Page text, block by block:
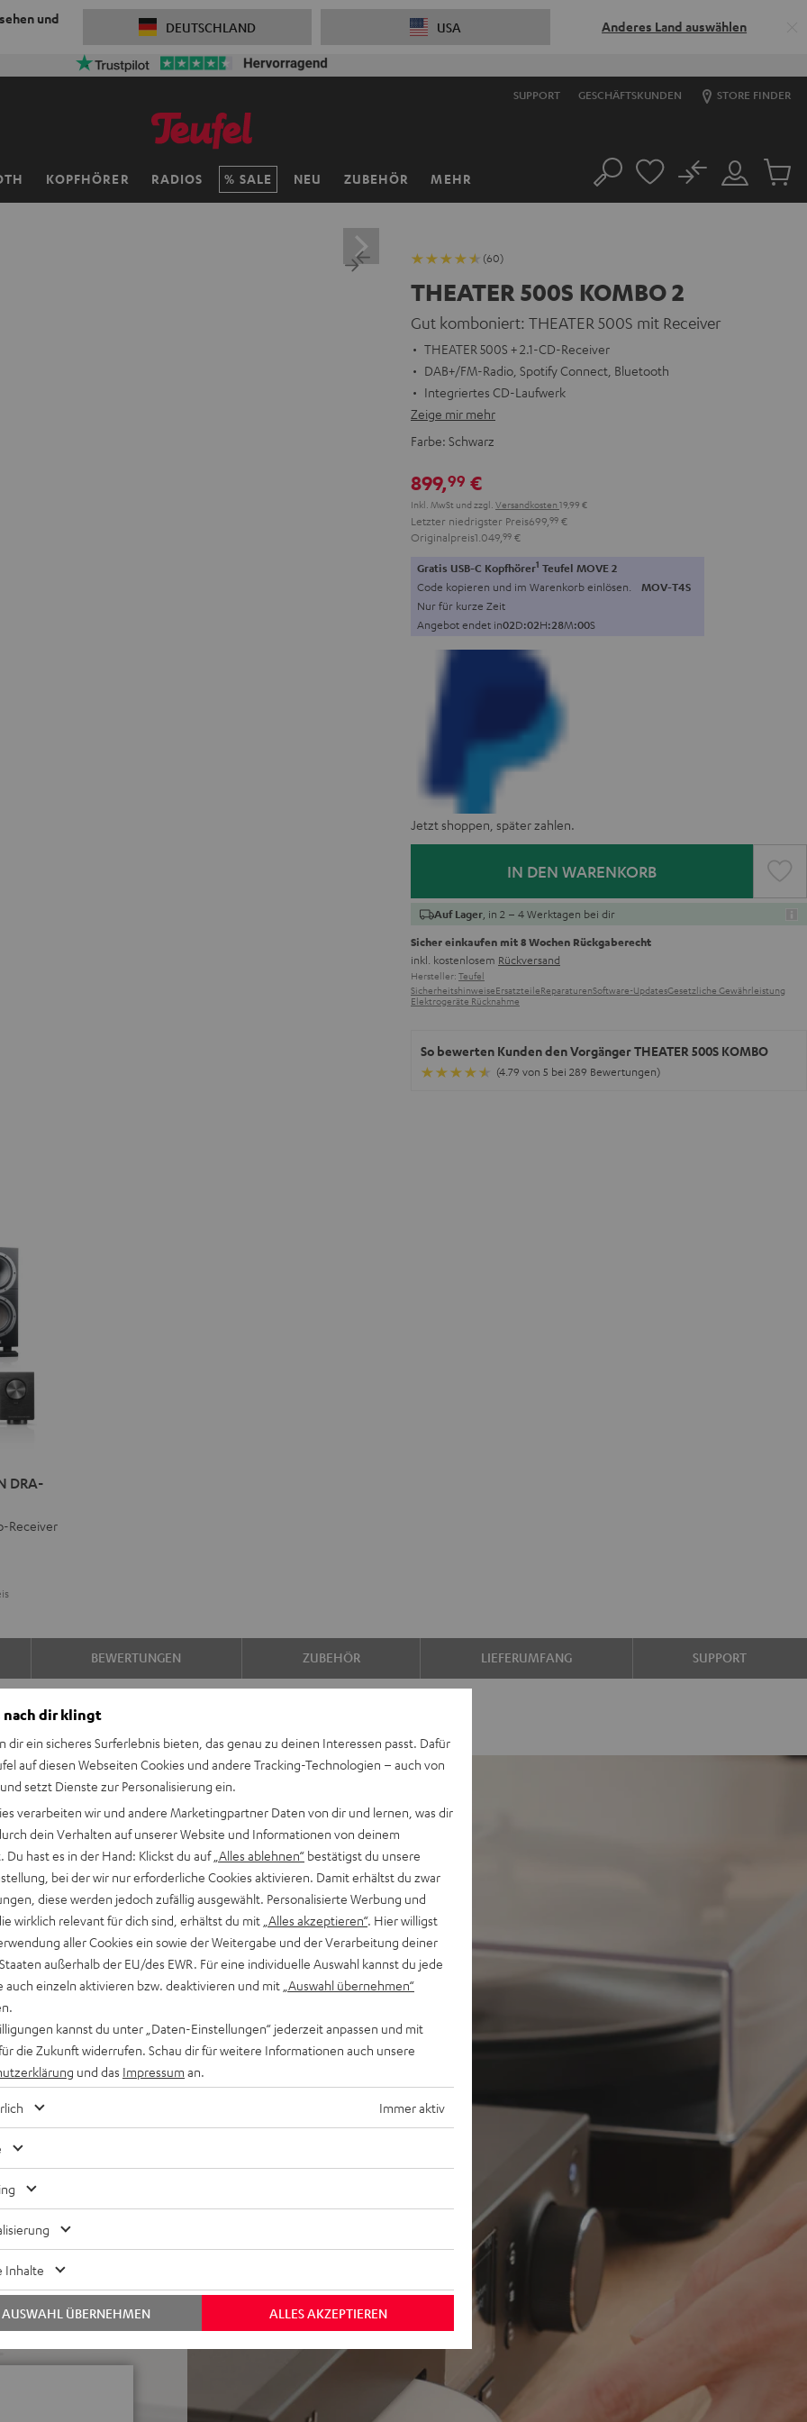
und
DEUTSCHLAND USA Anderes Land auswählen
SUPPORT GESCHÄFTSKUNDEN STORE FINDER
KOPFHÖRER RADIOS SALE NEU ZUBEHÖR MEHR Suche
Mein
Konto
No
Artikel
(60)
THEATER 500S KOMBO 2
Gut komboniert: THEATER 500S mit Receiver
THEATER 500S + 2.1-CD-Receiver
DAB+/FM-Radio, Spotify Connect, Bluetooth
Integriertes CD-Laufwerk
Zeige mir mehr
Farbe: Schwarz
899,99 €
Inkl. MwSt und zzgl. Versandkosten 19,99 €
Letzter niedrigster Preis699, 99 €
Originalpreis1.049, 99 €
Gratis USB-C Kopfhörer1 Teufel MOVE 2
Code kopieren und im Warenkorb einlösen. MOV-T4S
Nur für kurze Zeit
Angebot endet in02D:02H:27M:59S
Jetzt shoppen, später zahlen.
IN DEN WARENKORB
Auf Lager , in 2 – 4 Werktagen bei dir
Sicher einkaufen mit 8 Wochen Rückgaberecht
inkl. kostenlosem Rückversand
Hersteller: Teufel
SicherheitshinweiseErsatzteileReparaturenSoftware-UpdatesGesetzliche Gewährleistung
Elektrogeräte Rücknahme
So bewerten Kunden den Vorgänger THEATER 500S KOMBO
(4.79 von 5 bei 289 Bewertungen)
DRA-
Receiver
BEWERTUNGEN ZUBEHÖR LIEFERUMFANG SUPPORT
beeindruckt mit
während die kompakten
Das Set ist direkt
Musikhören Spaß!
Regallautsprecherpaar
bis 25 m²
ARC und CEC, Spotify
LAN, USB-Playback,
hohe Reparier- und
Lautsprecherkabel (2 x
Bereich, aufwendiges 2-
Time Alignment
Hörposition,
Resonanzen
im Raum
nach dir klingt
dir ein sicheres Surferlebnis bieten, das genau zu deinen Interessen passt. Dafür
auf diesen Webseiten Cookies und andere Tracking-Technologien – auch von
setzt Dienste zur Personalisierung ein.
verarbeiten wir und andere Marketingpartner Daten von dir und lernen, was dir
dein Verhalten auf unserer Website und Informationen von deinem
Du hast es in der Hand: Klickst du auf „Alles ablehnen“ bestätigst du unsere
bei der wir nur erforderliche Cookies aktivieren. Damit erhältst du zwar
diese werden jedoch zufällig ausgewählt. Personalisierte Werbung und
wirklich relevant für dich sind, erhältst du mit „Alles akzeptieren“. Hier willigst
aller Cookies ein sowie der Weitergabe und der Verarbeitung deiner
außerhalb der EU/des EWR. Für eine individuelle Auswahl kannst du jede
auch einzeln aktivieren bzw. deaktivieren und mit „Auswahl übernehmen“
kannst du unter „Daten-Einstellungen“ jederzeit anpassen und mit
die Zukunft widerrufen. Schau dir für weitere Informationen auch unsere
und das Impressum an.
Immer aktiv
Inhalte
ALLES AKZEPTIEREN
AUSWAHL ÜBERNEHMEN